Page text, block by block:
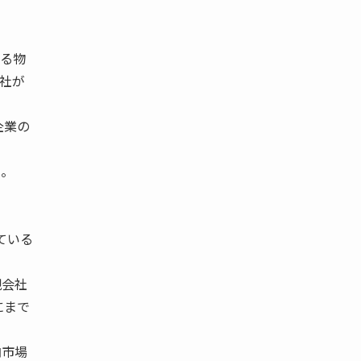
物
が
の
いる
社
で
場